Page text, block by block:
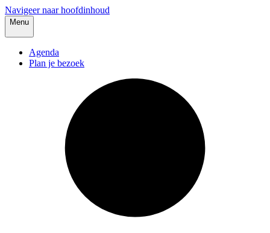
Navigeer naar hoofdinhoud
Menu
Agenda
Plan je bezoek